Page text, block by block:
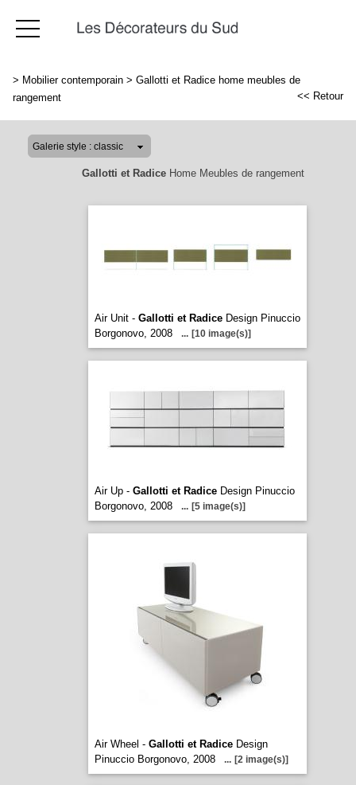
> Mobilier contemporain > Gallotti et Radice home meubles de
rangement
<< Retour
Gallotti et RadiceHome Meubles de rangement
Air Unit - Gallotti et RadiceDesign Pinuccio
Borgonovo, 2008
... [10 image(s)]
Air Up - Gallotti et RadiceDesign Pinuccio
Borgonovo, 2008
... [5 image(s)]
Air Wheel - Gallotti et RadiceDesign
Pinuccio Borgonovo, 2008
... [2 image(s)]